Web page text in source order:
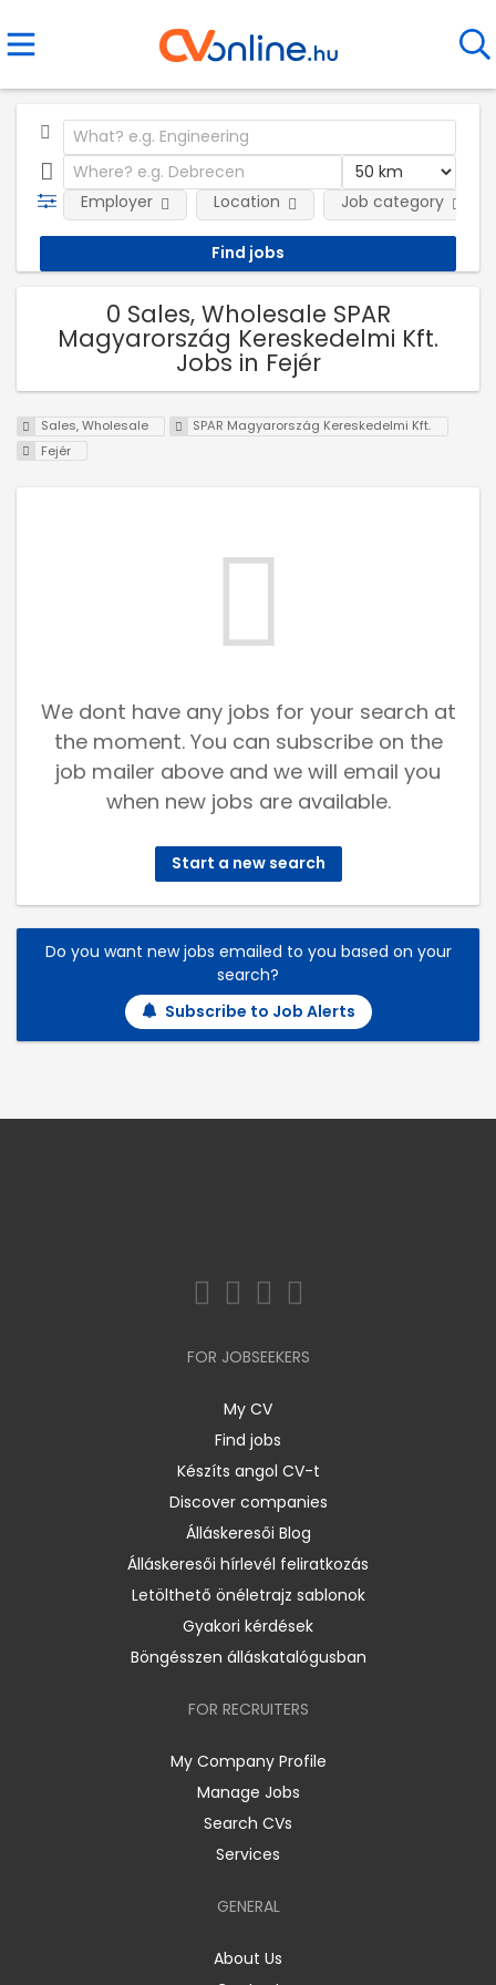
Employer Location Job category
0 Sales, Wholesale SPAR
Magyarország Kereskedelmi Kft.
Jobs in Fejér
Sales, Wholesale
SPAR Magyarország Kereskedelmi Kft.
Fejér
We dont have any jobs for your search at
the moment. You can subscribe on the
job mailer above and we will email you
when new jobs are available.
Start a new search
Do you want new jobs emailed to you based on your
search?
Subscribe to Job Alerts
FOR JOBSEEKERS
My CV
Find jobs
Készíts angol CV-t
Discover companies
Álláskeresői Blog
Álláskeresői hírlevél feliratkozás
Letölthető önéletrajz sablonok
Gyakori kérdések
Böngésszen álláskatalógusban
FOR RECRUITERS
My Company Profile
Manage Jobs
Search CVs
Services
GENERAL
About Us